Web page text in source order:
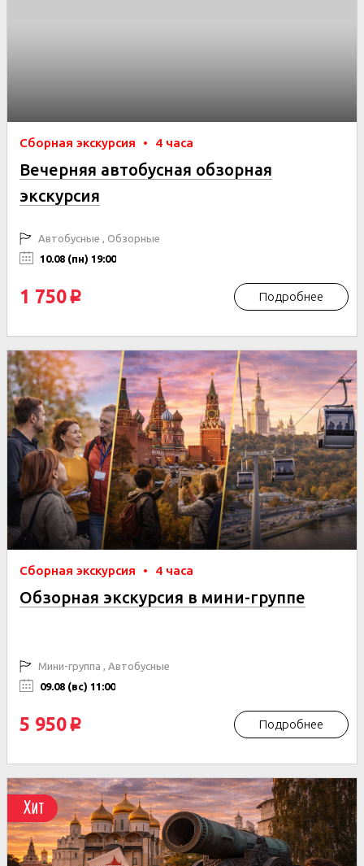
Сборная экскурсия • 4 часа
Вечерняя автобусная обзорная
экскурсия
Автобусные , Обзорные
10.08 (пн) 19:00
1 750 p Подробнее
Сборная экскурсия • 4 часа
Обзорная экскурсия в мини-группе
Мини-группа , Автобусные
09.08 (вс) 11:00
5 950 p Подробнее
Хит